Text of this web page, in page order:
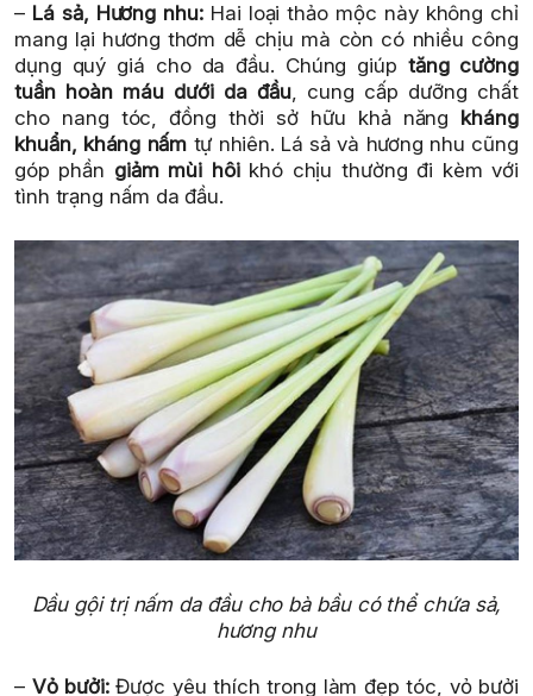
– Lá sả, Hương nhu:Hai loại thảo mộc này không chỉ
mang lại hương thơm dễ chịu mà còn có nhiều công
dụng quý giá cho da đầu. Chúng giúp tăng cường
tuần hoàn máu dưới da đầu, cung cấp dưỡng chất
cho nang tóc, đồng thời sở hữu khả năng kháng
khuẩn, kháng nấm tự nhiên. Lá sả và hương nhu cũng
góp phần giảm mùi hôikhó chịu thường đi kèm với
tình trạng nấm da đầu.
Dầu gội trị nấm da đầu cho bà bầu có thể chứa sả,
hương nhu
– Vỏ bưởi:Được yêu thích trong làm đẹp tóc, vỏ bưởi